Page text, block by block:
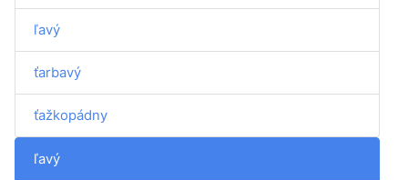
ľavý
ťarbavý
ťažkopádny
ľavý